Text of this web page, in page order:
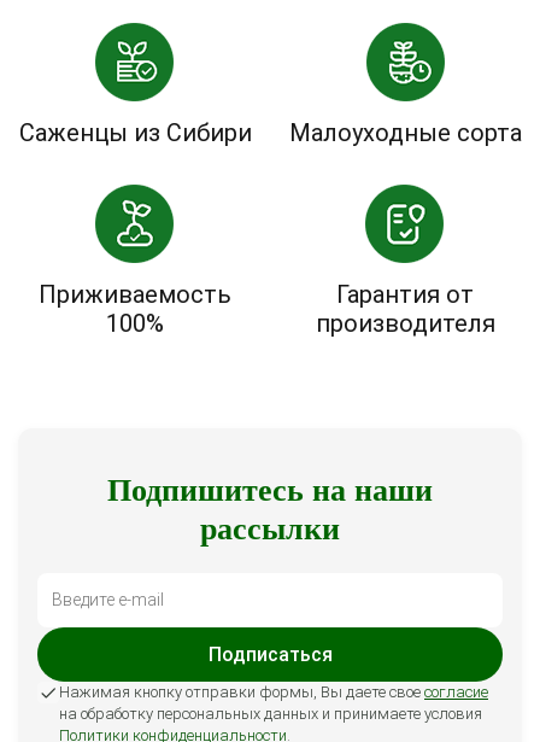
Саженцы из Сибири Малоуходные сорта
Приживаемость
100%
Гарантия от
производителя
Подпишитесь на наши
рассылки
Подписаться
Нажимая кнопку отправки формы, Вы даете свое согласие
на обработку персональных данных и принимаете условия
Политики конфиденциальности.